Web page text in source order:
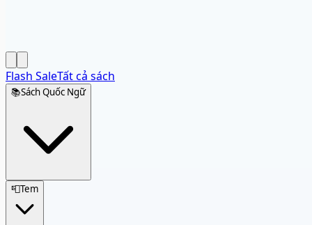
Flash SaleTất cả sách
📚Sách Quốc Ngữ
📮Tem